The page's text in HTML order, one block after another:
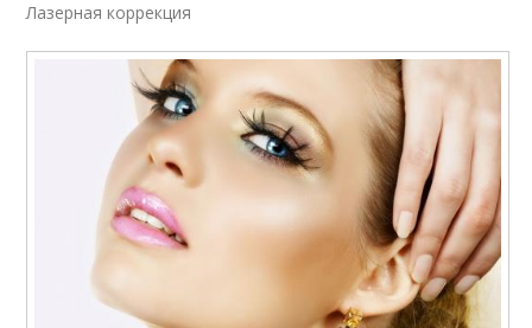
Лазерная коррекция